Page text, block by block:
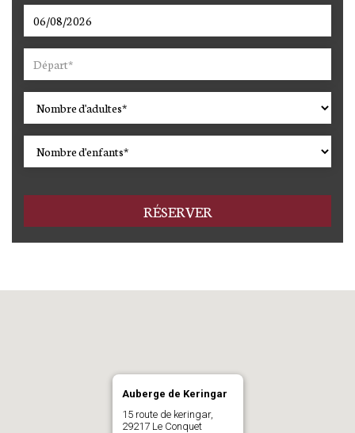
RÉSERVER
Auberge de Keringar
15 route de keringar,
29217 Le Conquet